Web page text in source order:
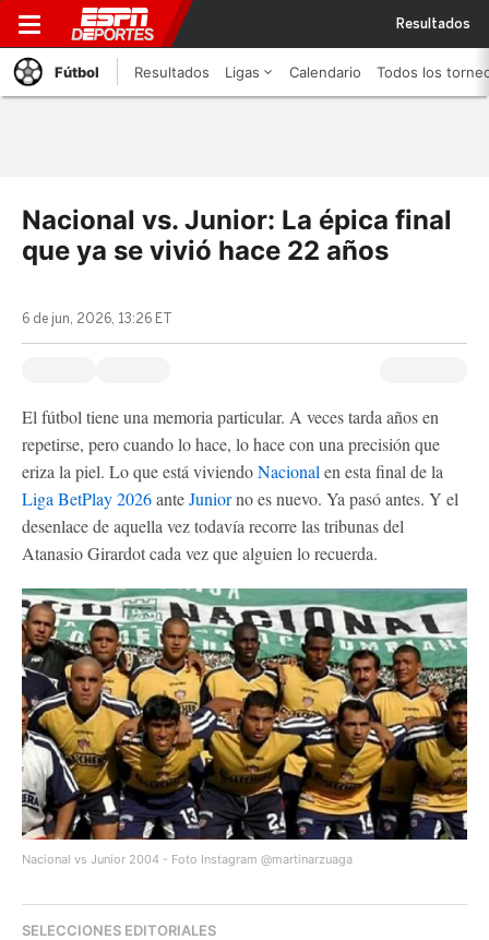
Resultados
Fútbol Resultados Ligas Calendario Todos los
Nacional vs. Junior: La épica final
que ya se vivió hace 22 años
6 de jun, 2026, 13:26 ET
El fútbol tiene una memoria particular. A veces tarda años en
repetirse, pero cuando lo hace, lo hace con una precisión que
eriza la piel. Lo que está viviendoNacional en esta final de la
Liga BetPlay 2026anteJuniorno es nuevo. Ya pasó antes. Y el
desenlace de aquella vez todavía recorre las tribunas del
Atanasio Girardot cada vez que alguien lo recuerda.
Nacional vs Junior 2004 - Foto Instagram @martinarzuaga
SELECCIONES EDITORIALES